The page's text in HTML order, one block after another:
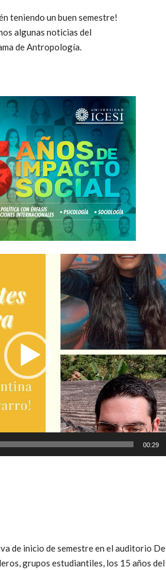
teniendo un buen semestre!
algunas noticias del
de Antropología.
00:29
de inicio de semestre en el auditorio
grupos estudiantiles, los 15 años